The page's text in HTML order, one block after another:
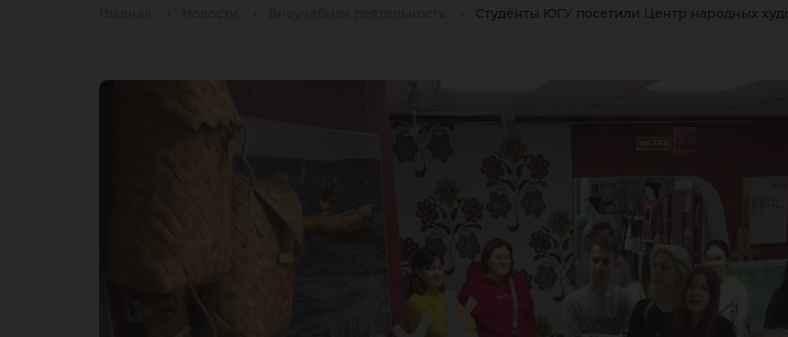
Студенты ЮГУ посетили Центр народных